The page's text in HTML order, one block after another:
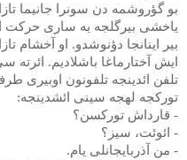
بو گؤروشمه دن سونرا جانیما
یاخشی بیرگلجه یه ساری حرکت
بیر اینانجا دؤنوشدو. او آخشام
ایش آختارماغا باشلادیم. ائرته
تلفن ائدینجه تلفونون اوبیری
تورکجه لهجه سینی ائشدینجه:
- قارداش تورکسن؟
- ائوئت، سیز؟
- من آذربایجانلی یام.